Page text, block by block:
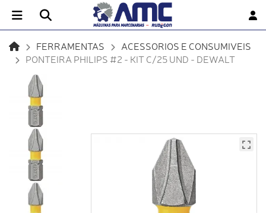
FERRAMENTAS
ACESSORIOS E CONSUMIVEIS
PONTEIRA PHILIPS #2 - KIT C/25 UND - DEWALT